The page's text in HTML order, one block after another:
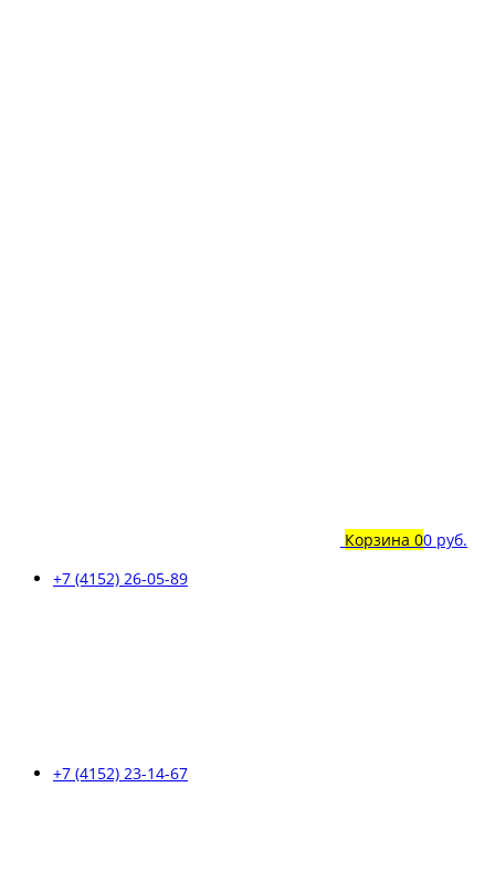
Корзина 00 руб.
+7 (4152) 26-05-89
+7 (4152) 23-14-67